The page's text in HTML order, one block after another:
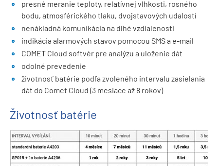
presné meranie teploty, relatívnej vlhkosti, rosného
bodu, atmosférického tlaku, dvojstavových udalostí
nenákladná komunikácia na dlhé vzdialenosti
indikácia alarmových stavov pomocou SMS a e-mail
COMET Cloud softvér pre analýzu a uloženie dát
odolné prevedenie
životnosť batérie podľa zvoleného intervalu zasielania
dát do Comet Cloud (3 mesiace až 8 rokov)
Životnosť batérie